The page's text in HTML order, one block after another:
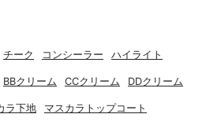
チーク コンシーラー ハイライト
BBクリーム CCクリーム DDクリーム
ラ下地 マスカラトップコート